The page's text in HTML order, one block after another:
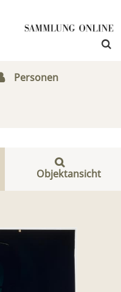
Personen
Objektansicht